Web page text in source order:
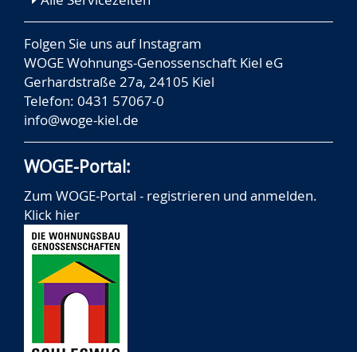
Folgen Sie uns aufInstagram
WOGE Wohnungs-Genossenschaft Kiel eG
Gerhardstraße 27a, 24105 Kiel
Telefon: 0431 57067-0
info@woge-kiel.de
WOGE-Portal:
Zum WOGE-Portal - registrieren und anmelden.
Klick hier